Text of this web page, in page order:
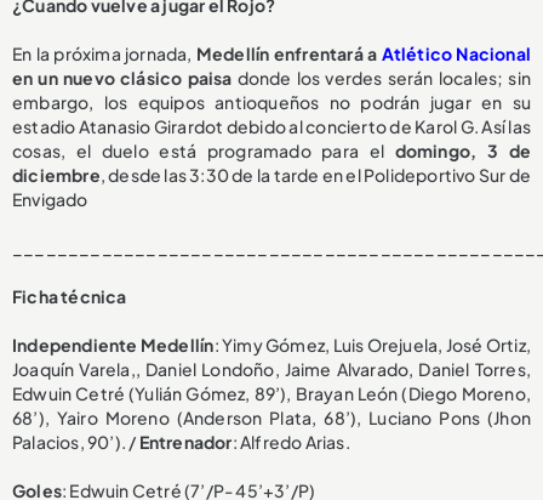
En la próxima jornada, Medellín enfrentará a Atlético Nacional
en un nuevo clásico paisa donde los verdes serán locales; sin
embargo, los equipos antioqueños no podrán jugar en su
estadio Atanasio Girardot debido al concierto de Karol G. Así las
cosas, el duelo está programado para el domingo, 3 de
diciembre , desde las 3:30 de la tarde en el Polideportivo Sur de
Envigado
Ficha técnica
Independiente Medellín: Yimy Gómez, Luis Orejuela, José Ortiz,
Joaquín Varela,, Daniel Londoño, Jaime Alvarado, Daniel Torres,
Edwuin Cetré (Yulián Gómez, 89’), Brayan León (Diego Moreno,
68’), Yairo Moreno (Anderson Plata, 68’), Luciano Pons (Jhon
Palacios, 90’). / Entrenador: Alfredo Arias.
Goles: Edwuin Cetré (7’/P- 45’+3’/P)